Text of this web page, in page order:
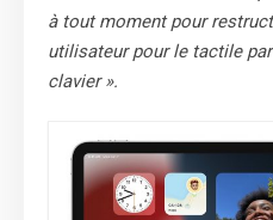
à tout moment pour
utilisateur pour le tactile
clavier ».